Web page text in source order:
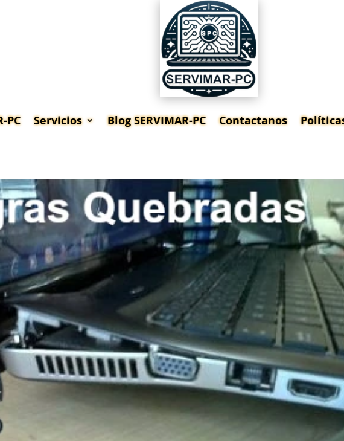
PC Servicios Blog SERVIMAR-PC Contactanos